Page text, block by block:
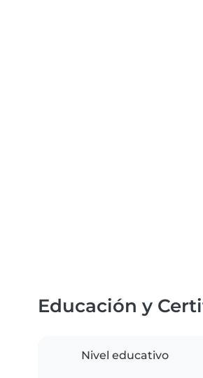
Educación y
Nivel educativo